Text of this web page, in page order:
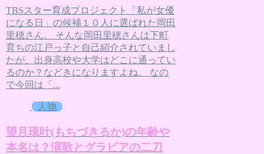
TBSスター育成プロジェクト「私が女優
になる日」の候補１０人に選ばれた岡田
里穂さん。 そんな岡田里穂さんは下町
育ちの江戸っ子と自己紹介されていまし
たが、出身高校や大学はどこに通ってい
るのか？などきになりますよね。 なの
で今回は「...
人物
望月琉叶(もちづきるか)の年齢や
本名は？演歌とグラビアの二刀